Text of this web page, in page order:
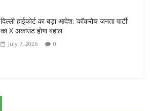
दिल्ली हाईकोर्ट का बड़ा आदेश: ‘कॉकरोच जनता पार्टी’
का X अकाउंट होगा बहाल
July 7, 2026 0